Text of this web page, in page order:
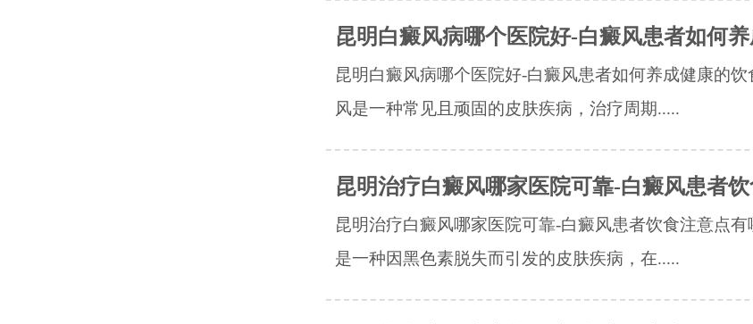
昆明白癜风病哪个医院好-白癜风患者如何
昆明白癜风病哪个医院好-白癜风患者如何养成健康的饮
风是一种常见且顽固的皮肤疾病，治疗周期.....
昆明治疗白癜风哪家医院可靠-白癜风患者
昆明治疗白癜风哪家医院可靠-白癜风患者饮食注意点有
是一种因黑色素脱失而引发的皮肤疾病，在.....